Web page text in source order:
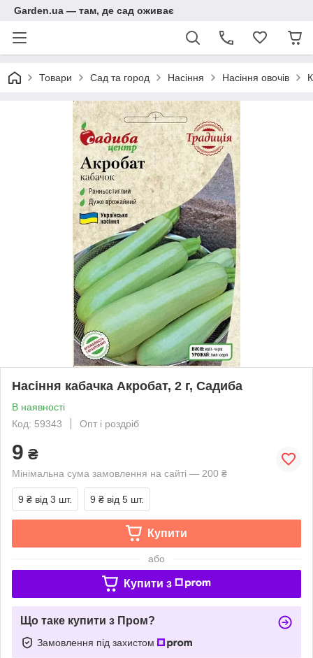
Garden.ua — там, де сад оживає
Товари Сад та город Насіння Насіння овочів
Насіння кабачка Акробат, 2 г, Садиба
В наявності
Код: 59343
Опт і роздріб
9 ₴
Мінімальна сума замовлення на сайті — 200 ₴
9 ₴ від 3 шт. 9 ₴ від 5 шт.
Купити
або
Купити з
Що таке купити з Пром?
Замовлення під захистом